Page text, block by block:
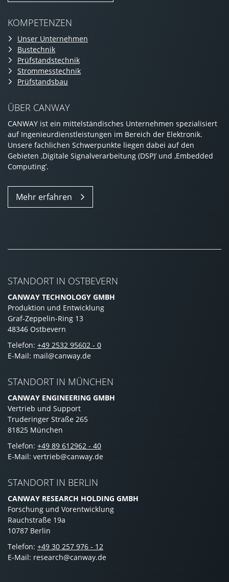
KOMPETENZEN
Unser Unternehmen
Bustechnik
Prüfstandstechnik
Strommesstechnik
Prüfstandsbau
ÜBER CANWAY
CANWAY ist ein mittelständisches Unternehmen spezialisiert
auf Ingenieurdienstleistungen im Bereich der Elektronik.
Unsere fachlichen Schwerpunkte liegen dabei auf den
Gebieten ‚Digitale Signalverarbeitung (DSP)’ und ‚Embedded
Computing’.
Mehr erfahren
STANDORT IN OSTBEVERN
CANWAY TECHNOLOGY GMBH
Produktion und Entwicklung
Graf-Zeppelin-Ring 13
48346 Ostbevern
Telefon: +49 2532 95602 - 0
E-Mail: mail@canway.de
STANDORT IN MÜNCHEN
CANWAY ENGINEERING GMBH
Vertrieb und Support
Truderinger Straße 265
81825 München
Telefon: +49 89 612962 - 40
E-Mail: vertrieb@canway.de
STANDORT IN BERLIN
CANWAY RESEARCH HOLDING GMBH
Forschung und Vorentwicklung
Rauchstraße 19a
10787 Berlin
Telefon: +49 30 257 976 - 12
E-Mail: research@canway.de